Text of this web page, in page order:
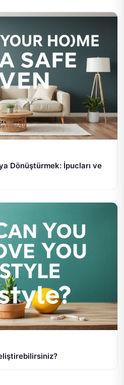
Dönüştürmek: İpucları ve